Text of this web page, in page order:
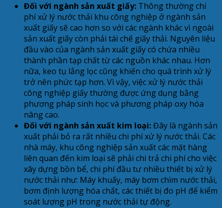
Đối với ngành sản xuất giấy: Thông thường chi
phí xử lý nước thải khu công nghiệp ở ngành sản
xuất giấy sẽ cao hơn so với các ngành khác vì ngoài
sản xuất giấy còn phải tái chế giấy thải. Nguyên liệu
đầu vào của ngành sản xuất giấy có chứa nhiều
thành phần tạp chất từ các nguồn khác nhau. Hơn
nữa, keo tụ lắng lọc cũng khiến cho quá trình xử lý
trở nên phức tạp hơn. Vì vậy, việc xử lý nước thải
công nghiệp giấy thường được ứng dụng bằng
phương pháp sinh học và phương pháp oxy hóa
nâng cao.
Đối với ngành sản xuất kim loại:Đây là ngành sản
xuất phải bỏ ra rất nhiều chi phí xử lý nước thải. Các
nhà máy, khu công nghiệp sản xuất các mặt hàng
liên quan đến kim loại sẽ phải chi trả chi phí cho việc
xây dựng bồn bể, chi phí đầu tư nhiều thiết bị xử lý
nước thải như: Máy khuấy, máy bơm chìm nước thải,
bơm định lượng hóa chất, các thiết bị đo pH để kiểm
soát lượng pH trong nước thải tự động.